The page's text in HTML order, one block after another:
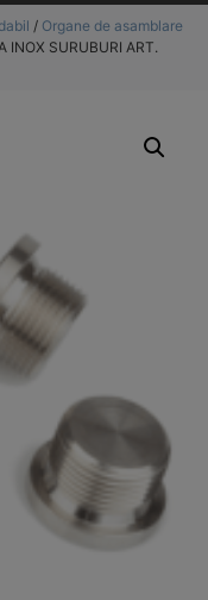
/ Organe de asamblare
INOX SURUBURI ART.